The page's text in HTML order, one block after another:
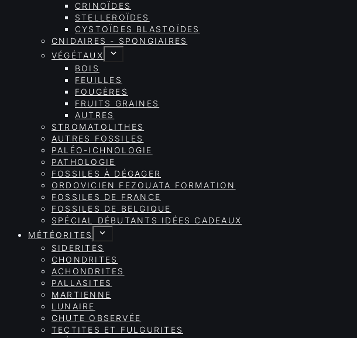
CRINOÏDES
STELLEROÏDES
CYSTOÏDES BLASTOÏDES
CNIDAIRES - SPONGIAIRES
VÉGÉTAUX
BOIS
FEUILLES
FOUGÈRES
FRUITS GRAINES
AUTRES
STROMATOLITHES
AUTRES FOSSILES
PALÉO-ICHNOLOGIE
PATHOLOGIE
FOSSILES À DÉGAGER
ORDOVICIEN FEZOUATA FORMATION
FOSSILES DE FRANCE
FOSSILES DE BELGIQUE
SPÉCIAL DÉBUTANTS IDÉES CADEAUX
MÉTÉORITES
SIDERITES
CHONDRITES
ACHONDRITES
PALLASITES
MARTIENNE
LUNAIRE
CHUTE OBSERVÉE
TECTITES ET FULGURITES